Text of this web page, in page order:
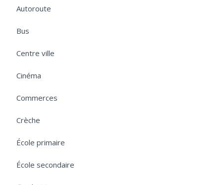
Autoroute
Bus
Centre ville
Cinéma
Commerces
Crèche
École primaire
École secondaire